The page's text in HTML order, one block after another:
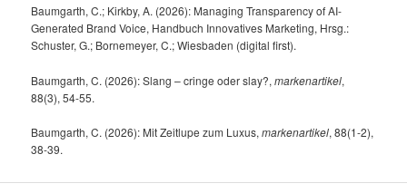
Baumgarth, C.; Kirkby, A. (2026): Managing Transparency of AI-
Generated Brand Voice, Handbuch Innovatives Marketing, Hrsg.:
Schuster, G.; Bornemeyer, C.; Wiesbaden (digital first).
Baumgarth, C. (2026): Slang – cringe oder slay?,markenartikel,
88(3), 54-55.
Baumgarth, C. (2026): Mit Zeitlupe zum Luxus,markenartikel, 88(1-2),
38-39.